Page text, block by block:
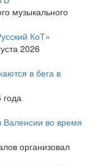
музыкального
КоТ»
2026
в бега в
года
Валенсии во время
организовал